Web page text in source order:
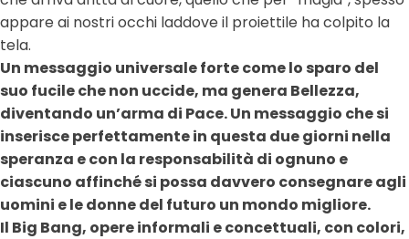
appare ai nostri occhi laddove il proiettile ha colpito la
tela.
Un messaggio universale forte come lo sparo del
suo fucile che non uccide, ma genera Bellezza,
diventando un’arma di Pace. Un messaggio che si
inserisce perfettamente in questa due giorni nella
speranza e con la responsabilità di ognuno e
ciascuno affinché si possa davvero consegnare agli
uomini e le donne del futuro un mondo migliore.
Il Big Bang, opere informali e concettuali, con colori,